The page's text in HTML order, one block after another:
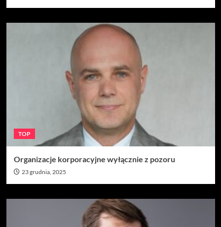
TOP
Organizacje korporacyjne wyłącznie z pozoru
23 grudnia, 2025